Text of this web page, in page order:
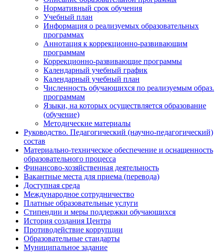
Нормативный срок обучения
Учебный план
Информация о реализуемых образовательных
программах
Аннотация к коррекционно-развивающим
программам
Коррекционно-развивающие программы
Календарный учебный график
Календарный учебный план
Численность обучающихся по реализуемым образ.
программам
Языки, на которых осуществляется образование
(обучение)
Методические материалы
Руководство. Педагогический (научно-педагогический)
состав
Материально-техническое обеспечение и оснащенность
образовательного процесса
Финансово-хозяйственная деятельность
Вакантные места для приема (перевода)
Доступная среда
Международное сотрудничество
Платные образовательные услуги
Стипендии и меры поддержки обучающихся
История создания Центра
Противодействие коррупции
Образовательные стандарты
Муниципальное задание